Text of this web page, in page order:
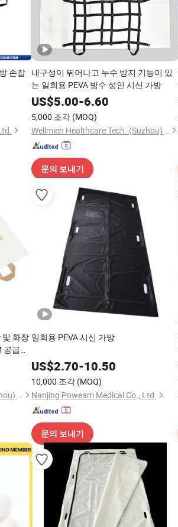
손잡 내구성이 뛰어나고 누수 방지 기능이 있
는 일회용 PEVA 방수 성인 시신 가방
US$5.00-6.60
5,000 조각 (MOQ)
Wellmien Healthcare Tech. (Suzhou) Co., Ltd.
문의 보내기
및 화장
급업
Wellmien Healthcare Tech. (Suzhou) Co., Ltd.
일회용 PEVA 시신 가방
US$2.70-10.50
10,000 조각 (MOQ)
Nanjing Poweam Medical Co., Ltd.
문의 보내기